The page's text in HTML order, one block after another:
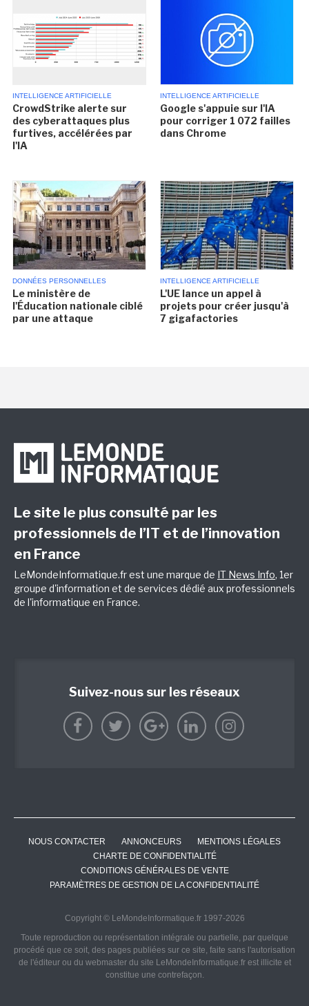
INTELLIGENCE ARTIFICIELLE
CrowdStrike alerte sur
des cyberattaques plus
furtives, accélérées par
l'IA
INTELLIGENCE ARTIFICIELLE
Google s'appuie sur l'IA
pour corriger 1 072 failles
dans Chrome
DONNÉES PERSONNELLES
Le ministère de
l'Éducation nationale ciblé
par une attaque
INTELLIGENCE ARTIFICIELLE
L'UE lance un appel à
projets pour créer jusqu'à
7 gigafactories
Le site le plus consulté par les
professionnels de l’IT et de l’innovation
en France
LeMondeInformatique.fr est une marque de IT News Info, 1er
groupe d'information et de services dédié aux professionnels
de l'informatique en France.
Suivez-nous sur les réseaux
NOUS CONTACTER ANNONCEURS
MENTIONS LÉGALES
CHARTE DE CONFIDENTIALITÉ
CONDITIONS GÉNÉRALES DE VENTE
PARAMÈTRES DE GESTION DE LA CONFIDENTIALITÉ
Copyright © LeMondeInformatique.fr 1997-2026
Toute reproduction ou représentation intégrale ou partielle, par quelque
procédé que ce soit, des pages publiées sur ce site, faite sans l'autorisation
de l'éditeur ou du webmaster du site LeMondeInformatique.fr est illicite et
constitue une contrefaçon.